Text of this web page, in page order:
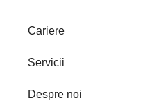
Cariere
Servicii
Despre noi